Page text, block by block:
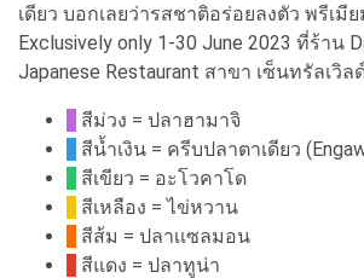
เดียว บอกเลยว่ารสชาติอร่อยลงตัว พรีเ
Exclusively only 1-30 June 2023 ที่ร้าน
Japanese Restaurant สาขา เซ็นทรัลเวิล
สีม่วง = ปลาฮามาจิ
สีน้ำเงิน = ครีบปลาตาเดียว
สีเขียว = อะโวคาโด
สีเหลือง = ไข่หวาน
สีส้ม = ปลาเเซลมอน
สีแดง = ปลาทูน่า